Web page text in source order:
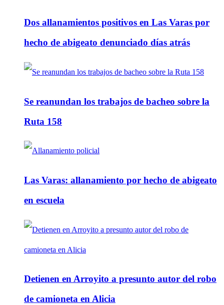
Dos allanamientos positivos en Las Varas por
hecho de abigeato denunciado días atrás
Se reanundan los trabajos de bacheo sobre la
Ruta 158
Las Varas: allanamiento por hecho de abigeato
en escuela
Detienen en Arroyito a presunto autor del robo
de camioneta en Alicia